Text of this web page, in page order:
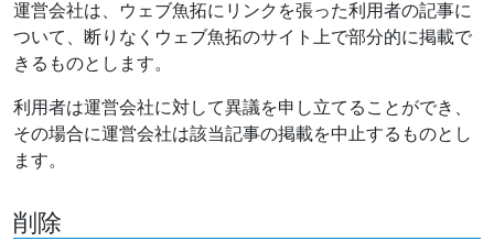
運営会社は、ウェブ魚拓にリンクを張った利用者の記事に
ついて、断りなくウェブ魚拓のサイト上で部分的に掲載で
きるものとします。
利用者は運営会社に対して異議を申し立てることができ、
その場合に運営会社は該当記事の掲載を中止するものとし
ます。
削除